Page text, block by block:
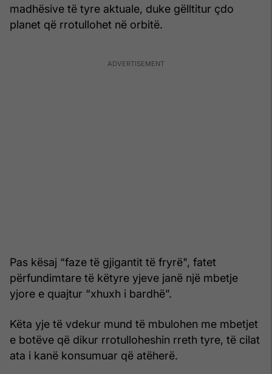
madhësive të tyre aktuale, duke gëlltitur çdo
planet që rrotullohet në orbitë.
Pas kësaj “faze të gjigantit të fryrë", fatet
përfundimtare të këtyre yjeve janë një mbetje
yjore e quajtur “xhuxh i bardhë”.
Këta yje të vdekur mund të mbulohen me mbetjet
e botëve që dikur rrotulloheshin rreth tyre, të cilat
ata i kanë konsumuar që atëherë.